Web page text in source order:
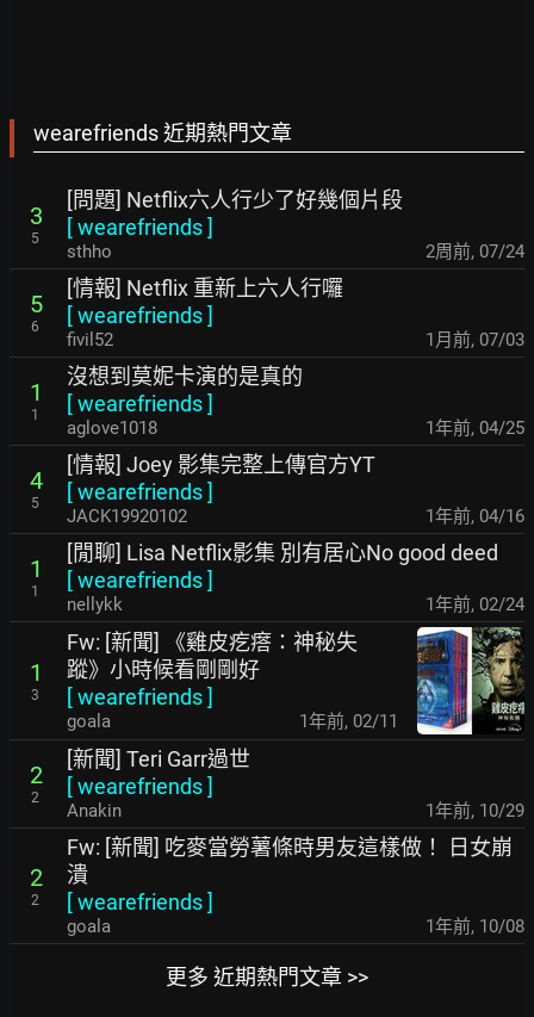
wearefriends 近期熱門文章
3
5
[問題] Netflix六人行少了好幾個片段
[wearefriends]
sthho 2周前, 07/24
5
6
[情報] Netflix 重新上六人行囉
[wearefriends]
fivil52 1月前, 07/03
1
1
沒想到莫妮卡演的是真的
[wearefriends]
aglove1018 1年前, 04/25
4
5
[情報] Joey 影集完整上傳官方YT
[wearefriends]
JACK19920102 1年前, 04/16
1
1
[閒聊] Lisa Netflix影集 別有居心No good deed
[wearefriends]
nellykk 1年前, 02/24
1
3
Fw: [新聞] 《雞皮疙瘩：神秘失
蹤》小時候看剛剛好
[wearefriends]
goala 1年前, 02/11
2
2
[新聞] Teri Garr過世
[wearefriends]
Anakin 1年前, 10/29
2
2
Fw: [新聞] 吃麥當勞薯條時男友這樣做！ 日女崩
潰
[wearefriends]
goala 1年前, 10/08
更多 近期熱門文章 >>